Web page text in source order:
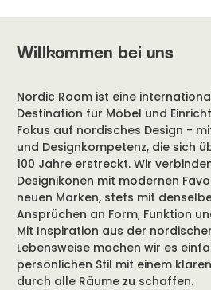
Willkommen bei uns
Nordic Room ist eine
Destination für Möbel und
Fokus auf nordisches Design -
und Designkompetenz, die sich
100 Jahre erstreckt. Wir
Designikonen mit modernen
neuen Marken, stets mit
Ansprüchen an Form, Funktion
Mit Inspiration aus der
Lebensweise machen wir es
persönlichen Stil mit einem
durch alle Räume zu schaffen.